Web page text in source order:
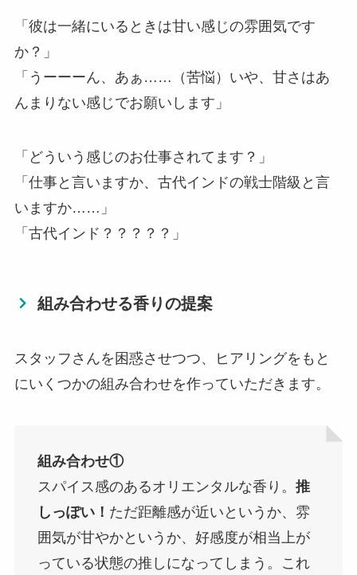
「彼は一緒にいるときは甘い感じの雰囲気です
か？」
「うーーーん、あぁ……（苦悩）いや、甘さはあ
んまりない感じでお願いします」
「どういう感じのお仕事されてます？」
「仕事と言いますか、古代インドの戦士階級と言
いますか……」
「古代インド？？？？？」
組み合わせる香りの提案
スタッフさんを困惑させつつ、ヒアリングをもと
にいくつかの組み合わせを作っていただきます。
組み合わせ①
スパイス感のあるオリエンタルな香り。 推
しっぽい！ ただ距離感が近いというか、雰
囲気が甘やかというか、好感度が相当上が
っている状態の推しになってしまう。これ